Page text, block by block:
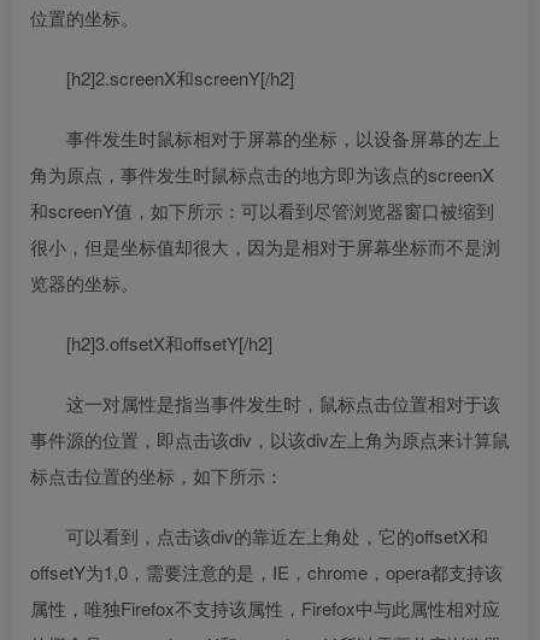
位置的坐标。
[h2]2.screenX和screenY[/h2]
事件发生时鼠标相对于屏幕的坐标，以设备屏幕的左上
角为原点，事件发生时鼠标点击的地方即为该点的screenX
和screenY值，如下所示：可以看到尽管浏览器窗口被缩到
很小，但是坐标值却很大，因为是相对于屏幕坐标而不是浏
览器的坐标。
[h2]3.offsetX和offsetY[/h2]
这一对属性是指当事件发生时，鼠标点击位置相对于该
事件源的位置，即点击该div，以该div左上角为原点来计算鼠
标点击位置的坐标，如下所示：
可以看到，点击该div的靠近左上角处，它的offsetX和
offsetY为1,0，需要注意的是，IE，chrome，opera都支持该
属性，唯独Firefox不支持该属性，Firefox中与此属性相对应